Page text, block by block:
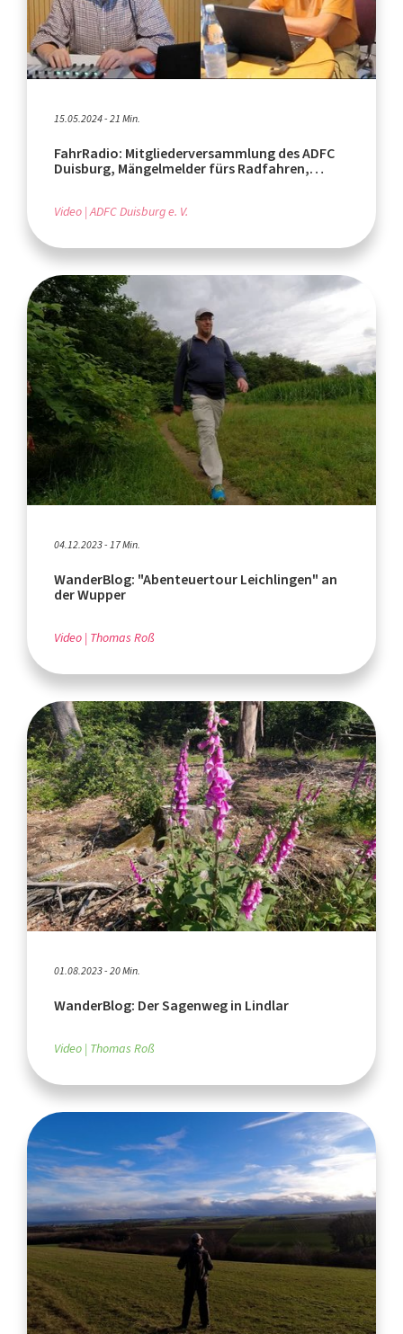
15.05.2024 - 21 Min.
FahrRadio: Mitgliederversammlung des ADFC
Duisburg, Mängelmelder fürs Radfahren,
Video ADFC Duisburg e. V.
04.12.2023 - 17 Min.
WanderBlog: "Abenteuertour Leichlingen" an
der Wupper
Video Thomas Roß
01.08.2023 - 20 Min.
WanderBlog: Der Sagenweg in Lindlar
Video Thomas Roß